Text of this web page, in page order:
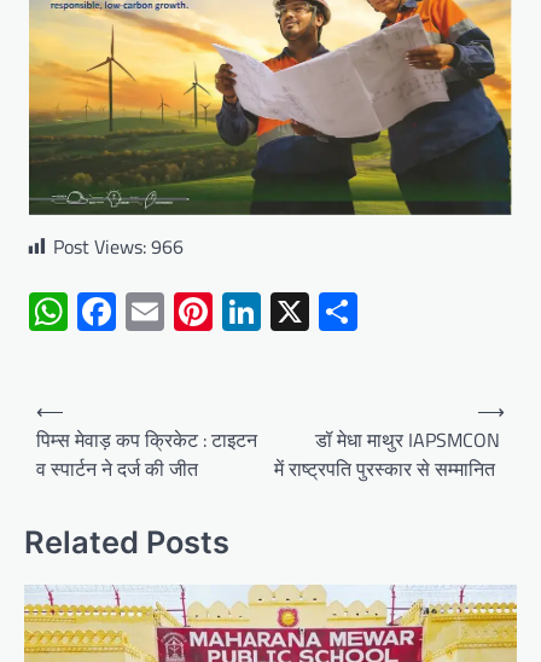
Post Views:966
WhatsApp
Facebook
EmailPinterest
LinkedIn
X
Post
navigation
⟵
पिम्स मेवाड़ कप क्रिकेट : टाइटन
व स्पार्टन ने दर्ज की जीत
डॉ मेधा माथुर IAPSMCON
में राष्ट्रपति पुरस्कार से सम्मानित
⟶
Related Posts